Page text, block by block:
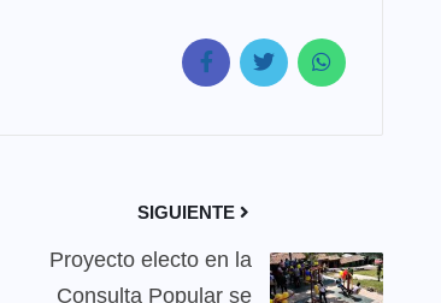
SIGUIENTE
Proyecto electo en la
Consulta Popular se